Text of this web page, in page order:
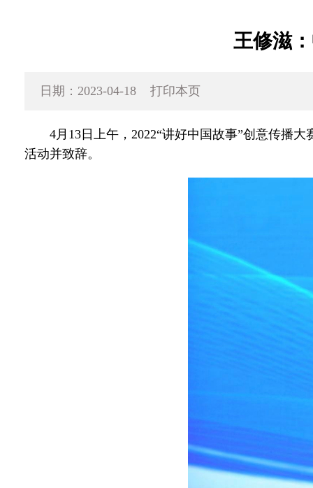
王修滋
日期：2023-04-18 打印本页
4月13日上午，2022“讲好中国故事”创意传播大
活动并致辞。